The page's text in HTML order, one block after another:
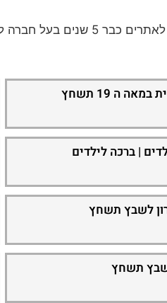
ברשת במגוון נושאים חמים ומעניינים.
ה 19 תשחץ
| ברכה לילדים
לשבץ תשחץ
תשחץ